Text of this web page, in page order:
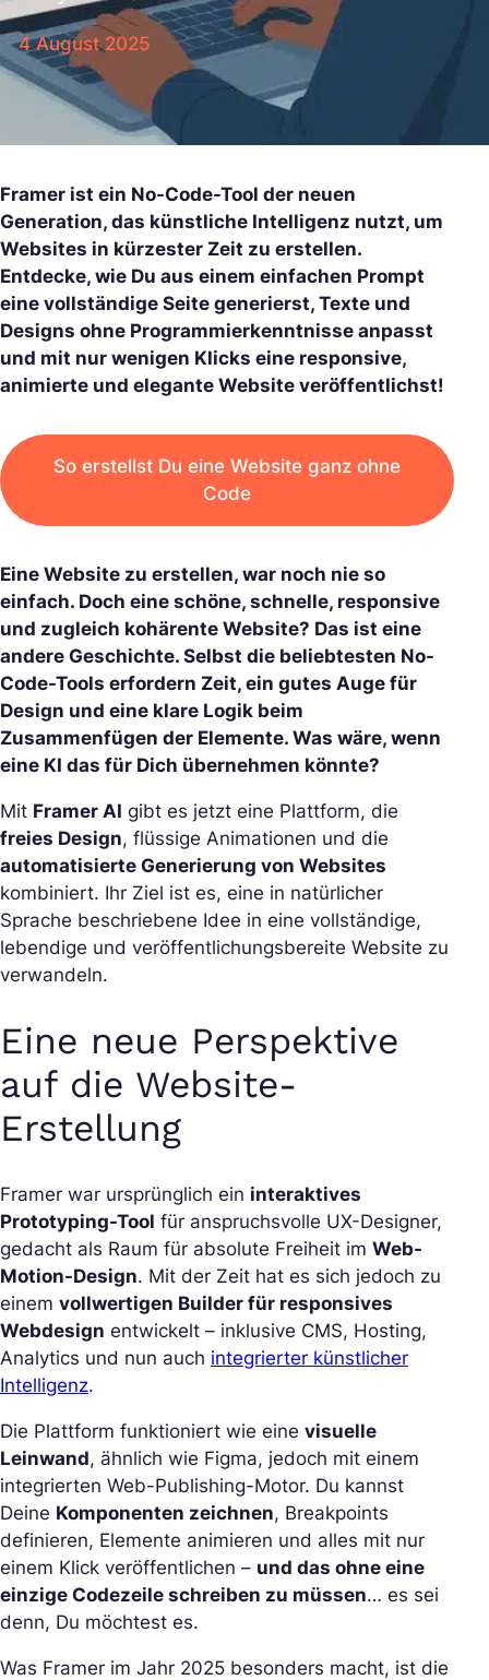
4 August 2025
Framer ist ein No-Code-Tool der neuen
Generation, das künstliche Intelligenz nutzt, um
Websites in kürzester Zeit zu erstellen.
Entdecke, wie Du aus einem einfachen Prompt
eine vollständige Seite generierst, Texte und
Designs ohne Programmierkenntnisse anpasst
und mit nur wenigen Klicks eine responsive,
animierte und elegante Website veröffentlichst!
So erstellst Du eine Website ganz ohne
Code
Eine Website zu erstellen, war noch nie so
einfach. Doch eine schöne, schnelle, responsive
und zugleich kohärente Website? Das ist eine
andere Geschichte. Selbst die beliebtesten No-
Code-Tools erfordern Zeit, ein gutes Auge für
Design und eine klare Logik beim
Zusammenfügen der Elemente. Was wäre, wenn
eine KI das für Dich übernehmen könnte?
Mit Framer AI gibt es jetzt eine Plattform, die
freies Design, flüssige Animationen und die
automatisierte Generierung von Websites
kombiniert. Ihr Ziel ist es, eine in natürlicher
Sprache beschriebene Idee in eine vollständige,
lebendige und veröffentlichungsbereite Website zu
verwandeln.
Eine neue Perspektive
auf die Website-
Erstellung
Framer war ursprünglich ein interaktives
Prototyping-Tool für anspruchsvolle UX-Designer,
gedacht als Raum für absolute Freiheit im Web-
Motion-Design. Mit der Zeit hat es sich jedoch zu
einem vollwertigen Builder für responsives
Webdesign entwickelt – inklusive CMS, Hosting,
Analytics und nun auch integrierter künstlicher
Intelligenz.
Die Plattform funktioniert wie eine visuelle
Leinwand, ähnlich wie Figma, jedoch mit einem
integrierten Web-Publishing-Motor. Du kannst
Deine Komponenten zeichnen, Breakpoints
definieren, Elemente animieren und alles mit nur
einem Klick veröffentlichen – und das ohne eine
einzige Codezeile schreiben zu müssen… es sei
denn, Du möchtest es.
Was Framer im Jahr 2025 besonders macht, ist die